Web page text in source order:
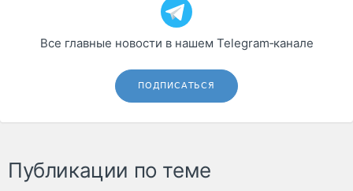
Все главные новости в нашем Telegram‑канале
ПОДПИСАТЬСЯ
Публикации по теме